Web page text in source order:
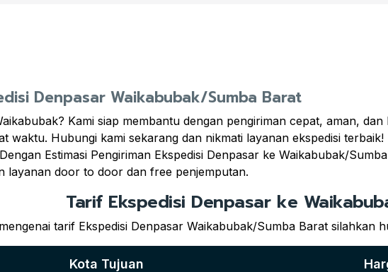
Denpasar Waikabubak/Sumba Barat
Kami siap membantu dengan pengiriman cepat, aman,
waktu. Hubungi kami sekarang dan nikmati layanan ekspedisi
Dengan Estimasi Pengiriman Ekspedisi Denpasar ke Waikabubak/
layanan door to door dan free penjemputan.
Tarif Ekspedisi Denpasar ke
tarif Ekspedisi Denpasar Waikabubak/Sumba Barat silahkan
Kota Tujuan